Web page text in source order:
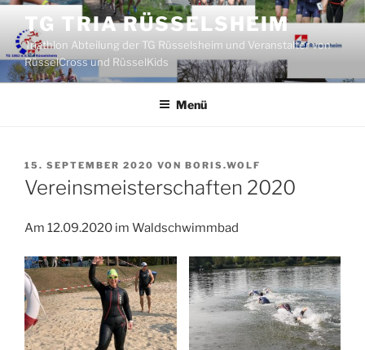
Zum
Inhalt
springen
TG TRIA RÜSSELSHEIM
Triathlon Abteilung der TG Rüsselsheim und Veranstalter von
RüsselCross und RüsselKids
Menü
VERÖFFENTLICHT
AM
15. SEPTEMBER 2020 VON BORIS.WOLF
Vereinsmeisterschaften 2020
Am 12.09.2020 im Waldschwimmbad